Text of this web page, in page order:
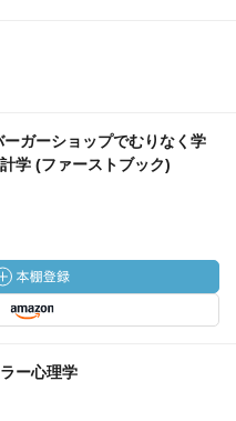
ガーショップでむりなく学
学 (ファーストブック)
ー心理学